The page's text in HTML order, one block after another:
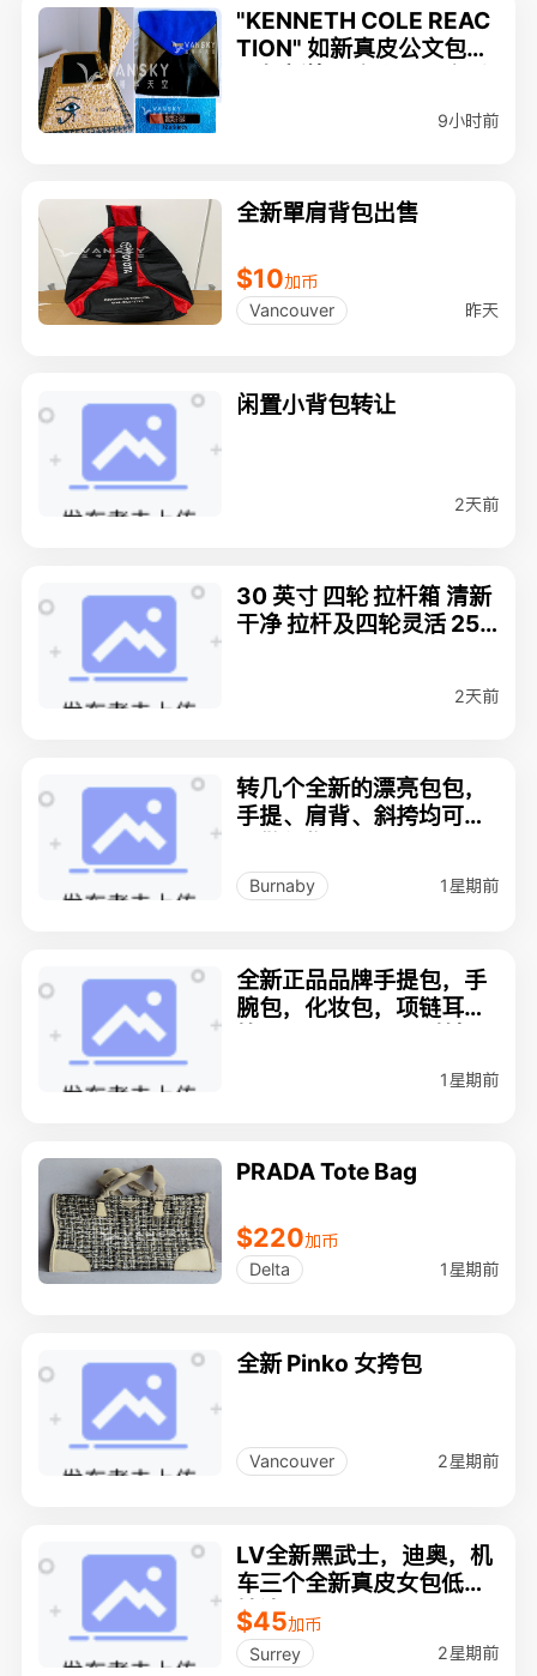
"KENNETH COLE REAC
TION" 如新真皮公文包$2
9小时前
全新單肩背包出售
$10加币
Vancouver
昨天
闲置小背包转让
2天前
30 英寸 四轮 拉杆箱 清新
干净 拉杆及四轮灵活 25
2天前
转几个全新的漂亮包包，
手提、肩背、斜挎均可！
Burnaby 1星期前
全新正品品牌手提包，手
腕包，化妆包，项链耳环
1星期前
PRADA Tote Bag
$220加币
Delta
1星期前
全新 Pinko 女挎包
Vancouver 2星期前
LV全新黑武士，迪奥，机
车三个全新真皮女包低价
转让
$45加币
Surrey
2星期前